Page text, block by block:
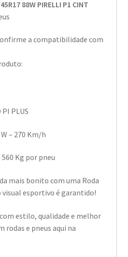
88W PIRELLI P1 CINT
a compatibilidade com
PLUS
– 270 Km/h
Kg por pneu
mais bonito com uma Roda
esportivo é garantido!
estilo, qualidade e melhor
rodas e pneus aqui na